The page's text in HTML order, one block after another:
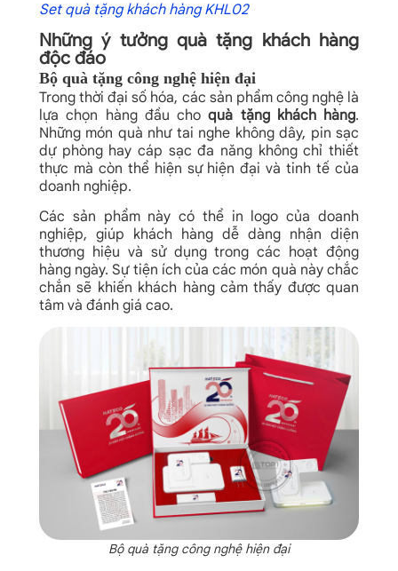
Set quà tặng khách hàng KHL02
Những ý tưởng quà tặng khách hàng
độc đáo
Bộ quà tặng công nghệ hiện đại
Trong thời đại số hóa, các sản phẩm công nghệ là
lựa chọn hàng đầu choquà tặng khách hàng.
Những món quà như tai nghe không dây, pin sạc
dự phòng hay cáp sạc đa năng không chỉ thiết
thực mà còn thể hiện sự hiện đại và tinh tế của
doanh nghiệp.
Các sản phẩm này có thể in logo của doanh
nghiệp, giúp khách hàng dễ dàng nhận diện
thương hiệu và sử dụng trong các hoạt động
hàng ngày. Sự tiện ích của các món quà này chắc
chắn sẽ khiến khách hàng cảm thấy được quan
tâm và đánh giá cao.
Bộ quà tặng công nghệ hiện đại